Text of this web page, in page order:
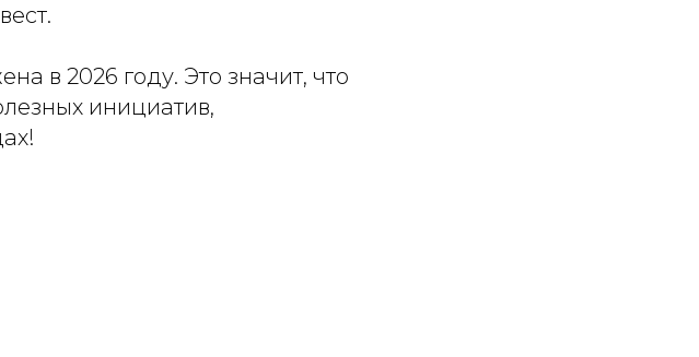
в 2026 году. Это значит, что
инициатив,